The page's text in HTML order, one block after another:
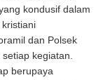
kondusif dalam
dan Polsek
kegiatan.
berupaya